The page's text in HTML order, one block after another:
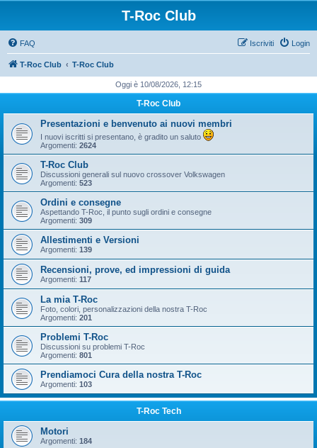
T-Roc Club
FAQ Login
Iscriviti
T-Roc Club T-Roc Club
Oggi è 10/08/2026, 12:15
T-Roc Club
Presentazioni e benvenuto ai nuovi membri
I nuovi iscritti si presentano, è gradito un saluto
Argomenti: 2624
T-Roc Club
Discussioni generali sul nuovo crossover Volkswagen
Argomenti: 523
Ordini e consegne
Aspettando T-Roc, il punto sugli ordini e consegne
Argomenti: 309
Allestimenti e Versioni
Argomenti: 139
Recensioni, prove, ed impressioni di guida
Argomenti: 117
La mia T-Roc
Foto, colori, personalizzazioni della nostra T-Roc
Argomenti: 201
Problemi T-Roc
Discussioni su problemi T-Roc
Argomenti: 801
Prendiamoci Cura della nostra T-Roc
Argomenti: 103
T-Roc Tech
Motori
Argomenti: 184